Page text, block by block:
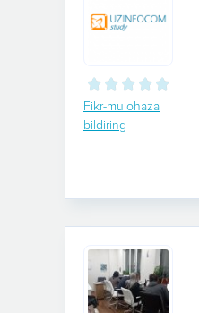
Fikr-mulohaza
bildiring